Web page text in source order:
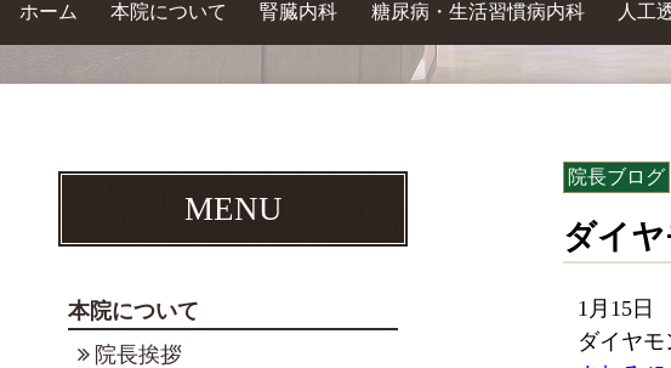
ホーム 本院について 腎臓内科 糖尿病・生活習慣病内科 人工
MENU
本院について
院長挨拶
ダイ
院長ブログ
1月15日
ダイヤ